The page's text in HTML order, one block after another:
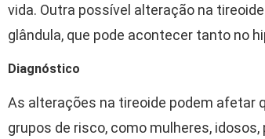
vida. Outra possível alteração na
glândula, que pode acontecer tanto no
Diagnóstico
As alterações na tireoide podem afetar
grupos de risco, como mulheres,